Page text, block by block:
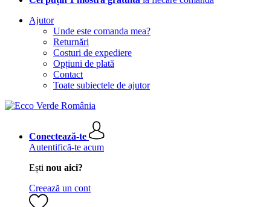
Ajutor
Unde este comanda mea?
Returnări
Costuri de expediere
Opțiuni de plată
Contact
Toate subiectele de ajutor
Conectează-te
Autentifică-te acum
Ești nou aici?
Creează un cont